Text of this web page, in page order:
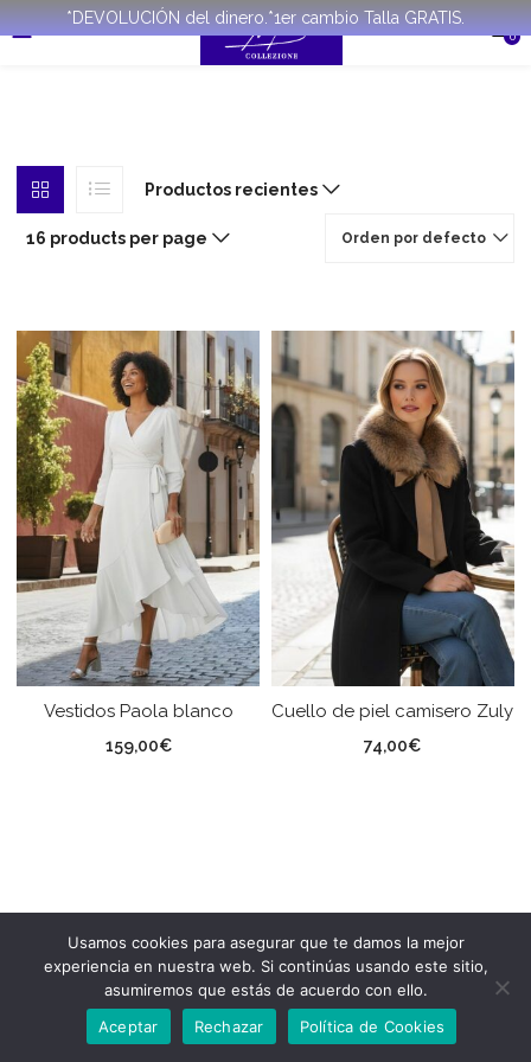
*DEVOLUCIÓN del dinero.*1er cambio Talla GRATIS.
0
Productos recientes
Orden por defecto
16 products per page
Vestidos Paola blanco
159,00€
Cuello de piel camisero Zuly
74,00€
Usamos cookies para asegurar que te damos la mejor
experiencia en nuestra web. Si continúas usando este sitio,
asumiremos que estás de acuerdo con ello.
Aceptar
Rechazar Política de Cookies